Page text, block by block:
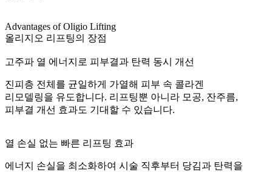
Advantages of Oligio Lifting
올리지오 리프팅의 장점
고주파 열 에너지로 피부결과 탄력 동시 개선
진피층 전체를 균일하게 가열해 피부 속 콜라겐
리모델링을 유도합니다. 리프팅뿐 아니라 모공, 잔주름,
피부결 개선 효과도 기대할 수 있습니다.
열 손실 없는 빠른 리프팅 효과
에너지 손실을 최소화하여 시술 직후부터 당김과 탄력을